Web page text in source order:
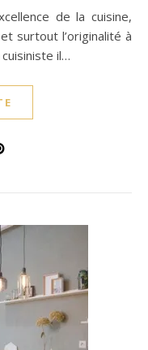
surtout l’originalité à
il…